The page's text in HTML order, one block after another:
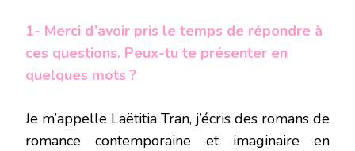
1- Merci d’avoir pris le temps de répondre à
ces questions. Peux-tu te présenter en
quelques mots ?
Je m’appelle Laëtitia Tran, j’écris des romans de
romance contemporaine et imaginaire en